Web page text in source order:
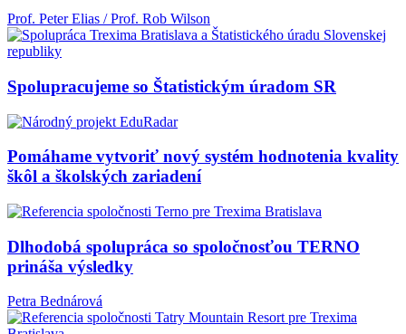
Prof. Peter Elias / Prof. Rob Wilson
Spolupracujeme so Štatistickým úradom SR
Pomáhame vytvoriť nový systém hodnotenia kvality
škôl a školských zariadení
Dlhodobá spolupráca so spoločnosťou TERNO
prináša výsledky
Petra Bednárová